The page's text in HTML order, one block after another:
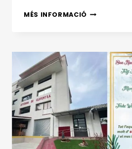
MÉS INFORMACIÓEL
EL
DE
CORSETERIA